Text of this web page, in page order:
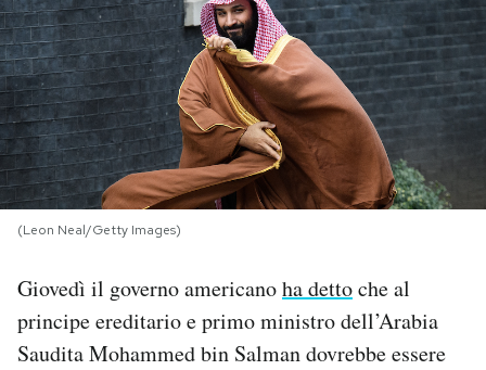
NEWSLETTER
I MIEI PREFERITI
SHOP
AREA PERSONALE
(Leon Neal/Getty Images)
Giovedì il governo americanoha dettoche al
principe ereditario e primo ministro dell’Arabia
Saudita Mohammed bin Salman dovrebbe essere